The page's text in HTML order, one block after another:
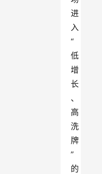
进
入
“
低
增
长
、
高
洗
牌
”
的